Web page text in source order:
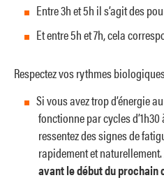
Entre 3h et 5h il s’agit des
Et entre 5h et 7h, cela
Respectez vos rythmes
Si vous avez trop d’énergie
fonctionne par cycles
ressentez des signes de
rapidement et naturellement.
avant le début du prochain